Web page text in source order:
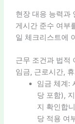
현장 대응 능력과
게시간 준수 여부
일 체크리스트에
근무 조건과 법적
임금, 근로시간,
임금 체계:
당 포함),
지 확인합
당 적용 여